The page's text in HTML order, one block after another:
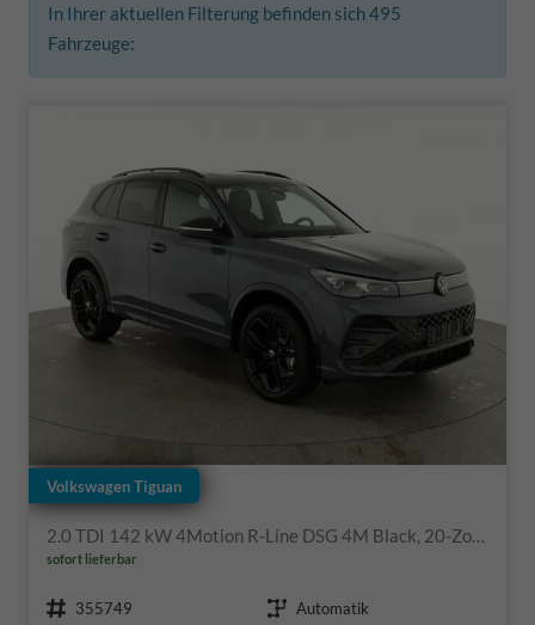
In Ihrer aktuellen Filterung befinden sich495
Fahrzeuge:
Volkswagen Tiguan
2.0 TDI 142 kW 4Motion R-Line DSG 4M Black, 20-Zoll, Pano, Leder, IQ.Light, AHK, Navi, Side, AreaView, Winter
sofort lieferbar
Fahrzeugnr. 355749 Getriebe Automatik